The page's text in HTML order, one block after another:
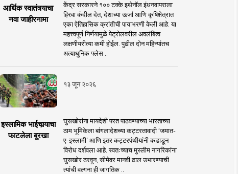
आर्थिक स्वातंत्र्याचा
नवा जाहीरनामा
केंद्र सरकारने १०० टक्के इथेनॉल इंधनवापराला
हिरवा कंदील देत, देशाच्या ऊर्जा आणि कृषिक्षेत्रात
एका ऐतिहासिक क्रांतीची पायाभरणी केली आहे. या
महत्त्वपूर्ण निर्णयामुळे पेट्रोलवरील अवलंबित्व
लक्षणीयरीत्या कमी होईल. पुढील दोन महिन्यांतच
अत्याधुनिक फ्लेस ..
१३ जून २०२६
इस्लामिक भाईचार्‍याचा
फाटलेला बुरखा
घुसखोरांना मायदेशी परत पाठवण्याच्या भारताच्या
ठाम भूमिकेला बांगलादेशच्या कट्टरतावादी ‘जमात-
ए-इस्लामी’ आणि इतर कट्टरपंथीयांनी कडाडून
विरोध दर्शवला आहे. स्वतःच्याच मुस्लीम नागरिकांना
घुसखोर ठरवून, सीमेवर मानवी ढाल उभारण्याची
त्यांची वल्गना ही जागतिक ..